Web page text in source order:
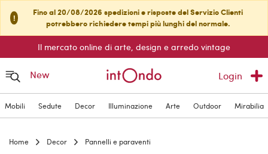
!
Fino al 20/08/2026 spedizioni e risposte del Servizio Clienti
potrebbero richiedere tempi più lunghi del normale.
Il mercato online di arte, design e arredo vintage
New Login
Mobili Sedute Decor Illuminazione Arte Outdoor Mirabilia
Home Decor Pannelli e paraventi